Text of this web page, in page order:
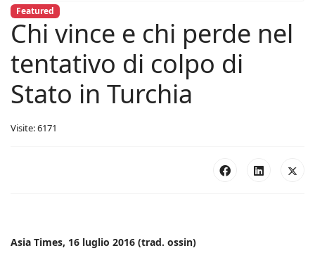
Featured
Chi vince e chi perde nel
tentativo di colpo di
Stato in Turchia
Visite: 6171
Asia Times, 16 luglio 2016 (trad. ossin)